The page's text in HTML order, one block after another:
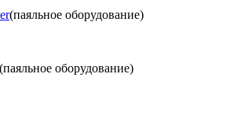
(паяльное оборудование)
(паяльное оборудование)